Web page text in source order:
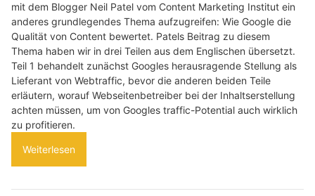
mit dem Blogger Neil Patel vom Content Marketing Institut ein
anderes grundlegendes Thema aufzugreifen: Wie Google die
Qualität von Content bewertet. Patels Beitrag zu diesem
Thema haben wir in drei Teilen aus dem Englischen übersetzt.
Teil 1 behandelt zunächst Googles herausragende Stellung als
Lieferant von Webtraffic, bevor die anderen beiden Teile
erläutern, worauf Webseitenbetreiber bei der Inhaltserstellung
achten müssen, um von Googles traffic-Potential auch wirklich
zu profitieren.
Weiterlesen